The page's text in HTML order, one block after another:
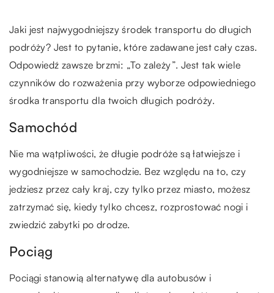
Jaki jest najwygodniejszy środek transportu do długich
podróży? Jest to pytanie, które zadawane jest cały czas.
Odpowiedź zawsze brzmi: „To zależy”. Jest tak wiele
czynników do rozważenia przy wyborze odpowiedniego
środka transportu dla twoich długich podróży.
Samochód
Nie ma wątpliwości, że długie podróże są łatwiejsze i
wygodniejsze w samochodzie. Bez względu na to, czy
jedziesz przez cały kraj, czy tylko przez miasto, możesz
zatrzymać się, kiedy tylko chcesz, rozprostować nogi i
zwiedzić zabytki po drodze.
Pociąg
Pociągi stanowią alternatywę dla autobusów i